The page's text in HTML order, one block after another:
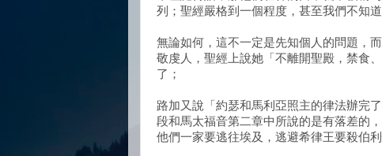
列；聖經嚴格到一個程度，甚至我們不知
無論如何，這不一定是先知個人的問題，
敬虔人，聖經上說她「不離開聖殿，禁食
了；
路加又說「約瑟和馬利亞照主的律法辦完
段和馬太福音第二章中所說的是有落差的
他們一家要逃往埃及，逃避希律王要殺伯